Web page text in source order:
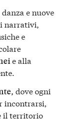
e nuove
narrativi,
e
e alla
dove ogni
incontrarsi,
il territorio